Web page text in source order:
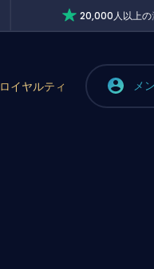
20,000人以上の
ロイヤルティ メ